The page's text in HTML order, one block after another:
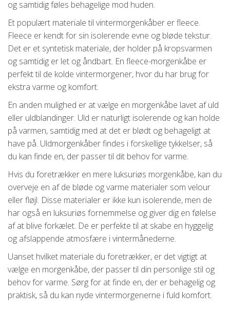
og samtidig føles behagelige mod huden.
Et populært materiale til vintermorgenkåber er fleece.
Fleece er kendt for sin isolerende evne og bløde tekstur.
Det er et syntetisk materiale, der holder på kropsvarmen
og samtidig er let og åndbart. En fleece-morgenkåbe er
perfekt til de kolde vintermorgener, hvor du har brug for
ekstra varme og komfort.
En anden mulighed er at vælge en morgenkåbe lavet af uld
eller uldblandinger. Uld er naturligt isolerende og kan holde
på varmen, samtidig med at det er blødt og behageligt at
have på. Uldmorgenkåber findes i forskellige tykkelser, så
du kan finde en, der passer til dit behov for varme.
Hvis du foretrækker en mere luksuriøs morgenkåbe, kan du
overveje en af de bløde og varme materialer som velour
eller fløjl. Disse materialer er ikke kun isolerende, men de
har også en luksuriøs fornemmelse og giver dig en følelse
af at blive forkælet. De er perfekte til at skabe en hyggelig
og afslappende atmosfære i vintermånederne.
Uanset hvilket materiale du foretrækker, er det vigtigt at
vælge en morgenkåbe, der passer til din personlige stil og
behov for varme. Sørg for at finde en, der er behagelig og
praktisk, så du kan nyde vintermorgenerne i fuld komfort.